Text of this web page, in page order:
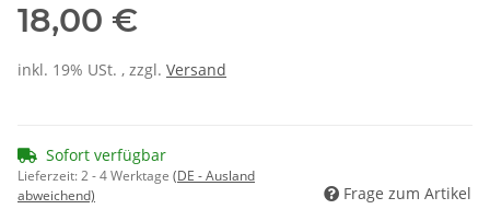
18,00 €
inkl. 19% USt. , zzgl. Versand
Sofort verfügbar
Lieferzeit:2 - 4 Werktage (DE - Ausland
abweichend)
Frage zum Artikel